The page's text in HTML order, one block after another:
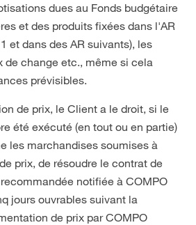
dues au Fonds budgétaire
et des produits fixées dans l'AR
et dans des AR suivants), les
de change etc., même si cela
prévisibles.
de prix, le Client a le droit, si le
été exécuté (en tout ou en partie)
les marchandises soumises à
prix, de résoudre le contrat de
notifiée à COMPO
jours ouvrables suivant la
de prix par COMPO